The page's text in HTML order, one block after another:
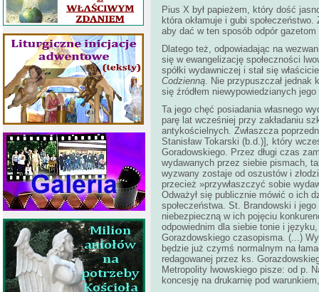
Pius X był papieżem, który dość
która okłamuje i gubi
aby dać w ten sposób odpór
Dlatego też, odpowiadając na
się w ewangelizację społeczności
spółki wydawniczej i stał się
Codzienną. Nie przypuszczał jednak
się źródłem niewypowiedzianych
Ta jego chęć posiadania własnego
parę lat wcześniej przy zakładaniu
antykościelnych. Zwłaszcza
Stanisław Tokarski (b.d.)], który
Goradowskiego. Przez długi czas
wydawanych przez siebie pismach,
wyzwany zostaje od oszustów i
przecież »przywłaszczyć sobie
Odważył się publicznie mówić o ich
społeczeństwa. St. Brandowski i
niebezpieczną w ich pojęciu
odpowiednim dla siebie tonie i
Gorazdowskiego czasopisma. (...)
będzie już czymś normalnym na
redagowanej przez ks.
Metropolity lwowskiego pisze: od p.
koncesję na drukarnię pod